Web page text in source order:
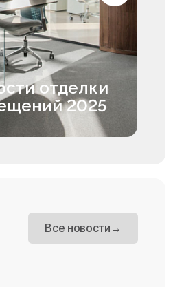
отделки
2025
Все новости →